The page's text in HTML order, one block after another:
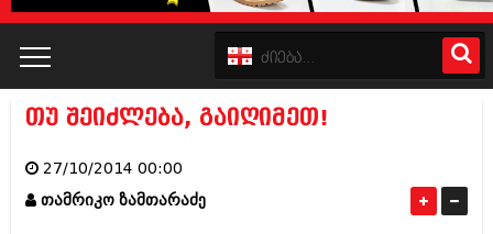
კატალოგი
თუ შეიძლება, გაიღიმეთ!
27/10/2014 00:00
თამრიკო ზამთარაძე